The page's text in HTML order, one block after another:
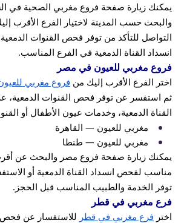
يمكنك زيارة صفحة فروع مغربي الصحية في
والبحث حسب المدينة لاختيار الفرع الأقرب
التواصل للتأكد من توفر فحص القنوات الدمعية
انسداد القناة الدمعية في الفرع المناسب.
فروع مغربي للعيون في مصر
اختر الفرع الأقرب إليك من فروع مغربي
ثم استفسر عن توفر فحص القنوات الدمعية،
القناة الدمعية، وخدمات عيون الأطفال أو
مغربي للعيون — القاهرة
مغربي للعيون — طنطا
يمكنك زيارة صفحة فروع مصر والبحث عن
مناسب لفحص انسداد القناة الدمعية أو
توفر الخدمة والطبيب المناسب قبل الحجز.
فرع مغربي في قطر
اختر فرع مغربي في قطر للاستفسار عن فحص